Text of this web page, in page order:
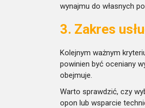
wynajmu do własnych
3. Zakres
Kolejnym ważnym
powinien być oceniany
obejmuje.
Warto sprawdzić, czy
opon lub wsparcie